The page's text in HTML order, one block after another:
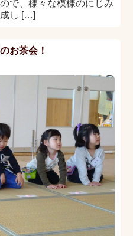
で、様々な模様のにじみ
し […]
お茶会！